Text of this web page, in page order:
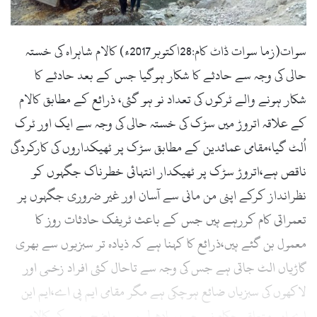
l
سوات(زما سوات ڈاٹ کام:28اکتوبر2017ء) کالام شاہراہ کی خستہ
حالی کی وجہ سے حادثے کا شکار ہوگیا جس کے بعد حادثے کا
شکار ہونے والے ٹرکوں کی تعداد نو ہو گئی، ذرائع کے مطابق کالام
کے علاقہ اتروڑ میں سڑک کی خستہ حالی کی وجہ سے ایک اور ٹرک
اُلٹ گیا،مقامی عمائدین کے مطابق سڑک پر ٹھیکداروں کی کارکردگی
ناقص ہے،اتروڑ سڑک پر ٹھیکدار انتہائی خطرناک جگہوں کو
نظرانداز کرکے اپنی من مانی سے آسان اور غیر ضروری جگہوں پر
تعمراتی کام کررہے ہیں جس کے باعث ٹریفک حادثات روز کا
معمول بن گئے ہیں،ذرائع کا کہنا ہے کہ ذیادہ تر سبزیوں سے بھری
گاڑیاں الٹ جاتی ہے جس کی وجہ سے تاحال کئی افراد زخمی اور
لاکھوں کی سبزیاں ضائع ہوچکی ہے مگر مقامی ایم پی اے،ایم این